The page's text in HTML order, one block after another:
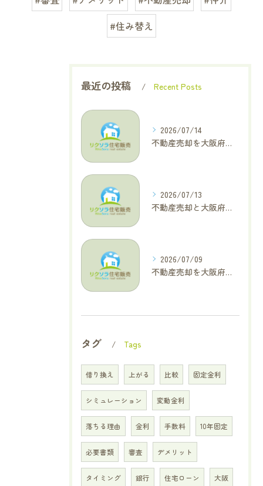
#住み替え
最近の投稿 Recent Posts
2026/07/14
不動産売却を大阪府大東市で成功へ導くためのAIOに適した基本コラム
2026/07/13
不動産売却と大阪府四條畷市で利益最大化を叶えるコラム特集
2026/07/09
不動産売却を大阪府交野市で成功に導く三大タブー回避と高価格査定の極意
タグ Tags
借り換え 上がる 比較 固定金利
シミュレーション 変動金利
落ちる理由 金利 手数料 10年固定
必要書類 審査 デメリット
タイミング 銀行 住宅ローン 大阪